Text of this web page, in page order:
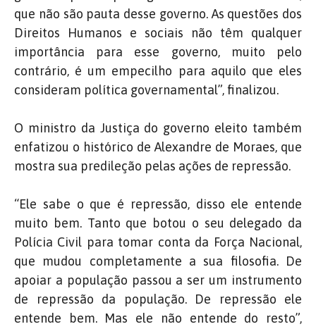
que não são pauta desse governo. As questões dos
Direitos Humanos e sociais não têm qualquer
importância para esse governo, muito pelo
contrário, é um empecilho para aquilo que eles
consideram política governamental”, finalizou.
O ministro da Justiça do governo eleito também
enfatizou o histórico de Alexandre de Moraes, que
mostra sua predileção pelas ações de repressão.
“Ele sabe o que é repressão, disso ele entende
muito bem. Tanto que botou o seu delegado da
Polícia Civil para tomar conta da Força Nacional,
que mudou completamente a sua filosofia. De
apoiar a população passou a ser um instrumento
de repressão da população. De repressão ele
entende bem. Mas ele não entende do resto”,